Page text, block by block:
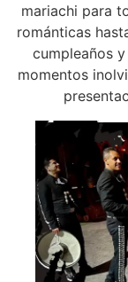
mariachi para
románticas
cumpleaños
momentos